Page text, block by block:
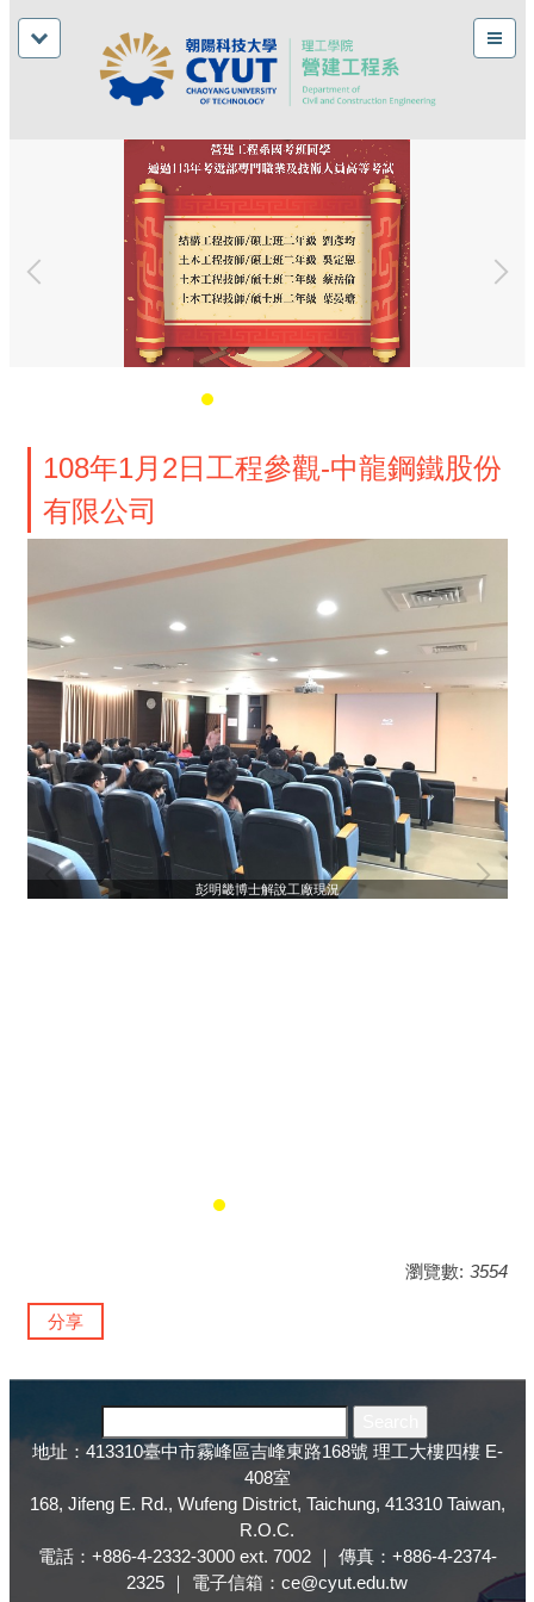
108年1月2日工程參觀-中龍鋼鐵股份
有限公司
彭明畿博士解說工廠現況
瀏覽數: 3554
分享
地址：413310臺中市霧峰區吉峰東路168號 理工大樓四樓 E-
408室
168, Jifeng E. Rd., Wufeng District, Taichung, 413310 Taiwan,
R.O.C.
電話：+886-4-2332-3000 ext. 7002 ｜ 傳真：+886-4-2374-
2325 ｜ 電子信箱：ce@cyut.edu.tw